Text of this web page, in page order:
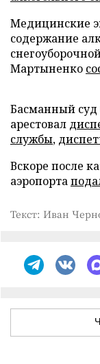
Медицинские
содержание
Мартыненко
Басманный
арестовал
службы,
Вскоре после
аэропорта
Текст: Иван